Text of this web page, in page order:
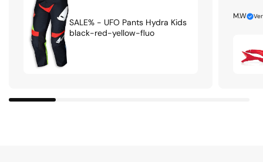
SALE% - UFO Pants Hydra Kids
black-red-yellow-fluo
M.W